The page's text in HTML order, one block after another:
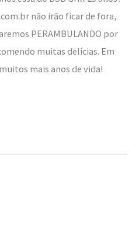
não irão ficar de fora,
PERAMBULANDO por
muitas delícias. Em
mais anos de vida!